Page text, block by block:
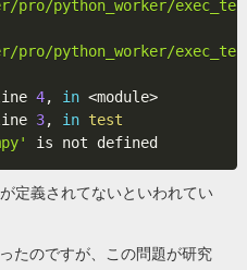
pro/python_worker/
pro/python_worker/
4, in <module>
3, in test
定義されてないといわれてい
たのですが、この問題が研究